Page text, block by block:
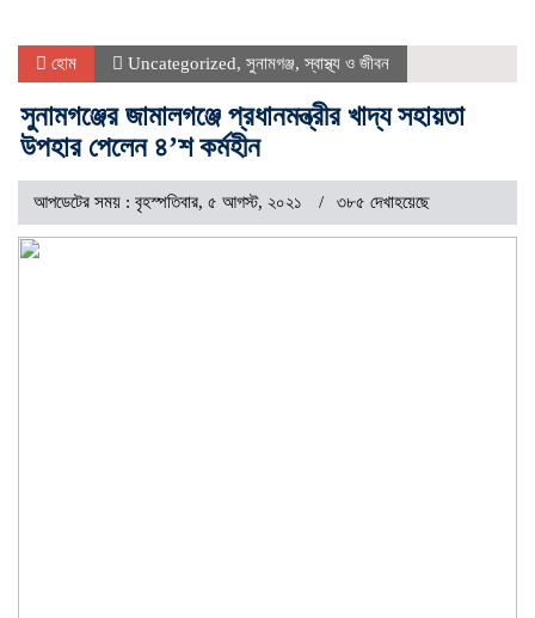
হোম Uncategorized, সুনামগঞ্জ, স্বাস্থ্য ও জীবন
সুনামগঞ্জের জামালগঞ্জে প্রধানমন্ত্রীর খাদ্য সহায়তা
উপহার পেলেন ৪’শ কর্মহীন
আপডেটের সময় : বৃহস্পতিবার, ৫ আগস্ট, ২০২১ ৩৮৫ দেখাহয়েছে